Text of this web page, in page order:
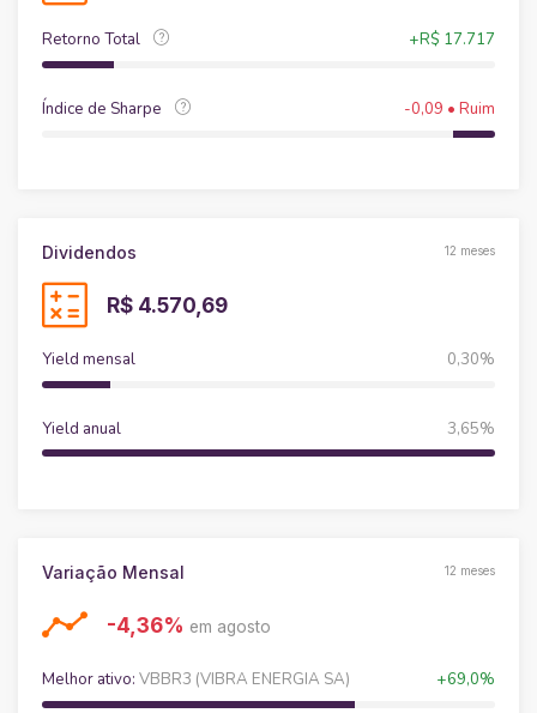
Retorno Total +R$ 17.717
Índice de Sharpe -0,09 • Ruim
12 meses
Dividendos
R$ 4.570,69
Yield mensal 0,30%
Yield anual 3,65%
12 meses
Variação Mensal
-4,36% em agosto
Melhor ativo:VBBR3 (VIBRA ENERGIA SA) +69,0%